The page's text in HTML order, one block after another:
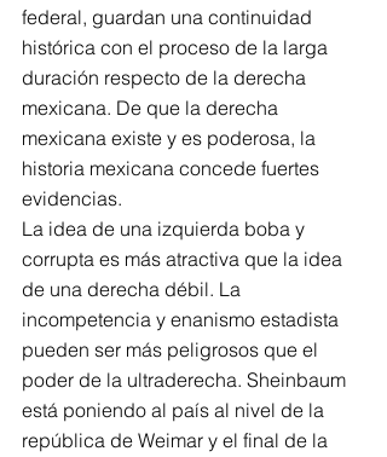
federal, guardan una continuidad
histórica con el proceso de la larga
duración respecto de la derecha
mexicana. De que la derecha
mexicana existe y es poderosa, la
historia mexicana concede fuertes
evidencias.
La idea de una izquierda boba y
corrupta es más atractiva que la idea
de una derecha débil. La
incompetencia y enanismo estadista
pueden ser más peligrosos que el
poder de la ultraderecha. Sheinbaum
está poniendo al país al nivel de la
república de Weimar y el final de la